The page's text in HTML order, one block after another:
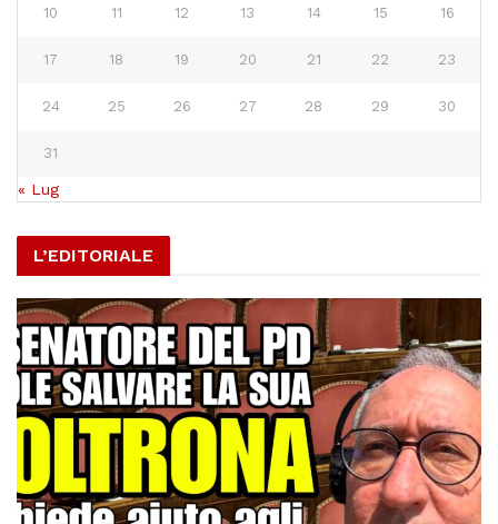
10 11 12 13 14 15 16
17 18 19 20 21 22 23
24 25 26 27 28 29 30
31
« Lug
L’EDITORIALE